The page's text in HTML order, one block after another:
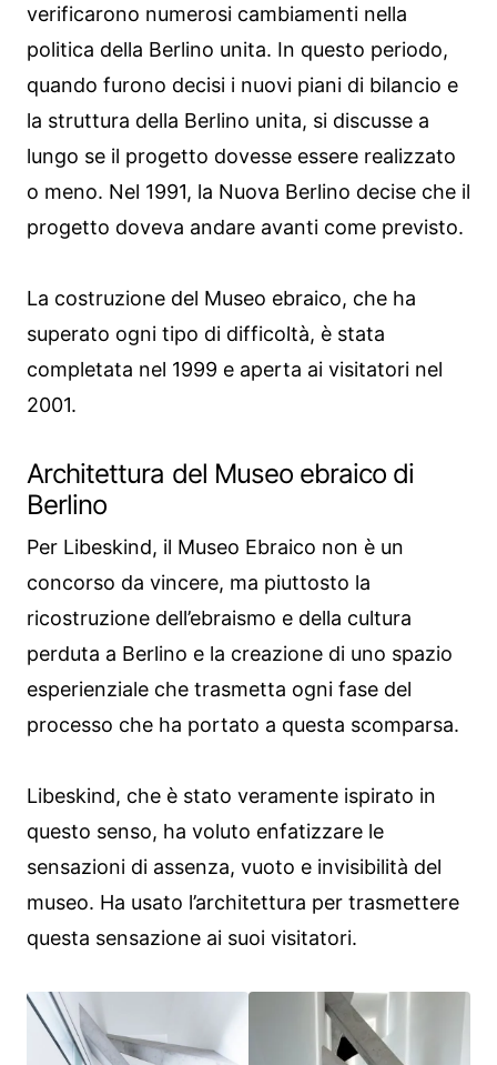
verificarono numerosi cambiamenti nella
politica della Berlino unita. In questo periodo,
quando furono decisi i nuovi piani di bilancio e
la struttura della Berlino unita, si discusse a
lungo se il progetto dovesse essere realizzato
o meno. Nel 1991, la Nuova Berlino decise che il
progetto doveva andare avanti come previsto.
La costruzione del Museo ebraico, che ha
superato ogni tipo di difficoltà, è stata
completata nel 1999 e aperta ai visitatori nel
2001.
Architettura del Museo ebraico di
Berlino
Per Libeskind, il Museo Ebraico non è un
concorso da vincere, ma piuttosto la
ricostruzione dell’ebraismo e della cultura
perduta a Berlino e la creazione di uno spazio
esperienziale che trasmetta ogni fase del
processo che ha portato a questa scomparsa.
Libeskind, che è stato veramente ispirato in
questo senso, ha voluto enfatizzare le
sensazioni di assenza, vuoto e invisibilità del
museo. Ha usato l’architettura per trasmettere
questa sensazione ai suoi visitatori.